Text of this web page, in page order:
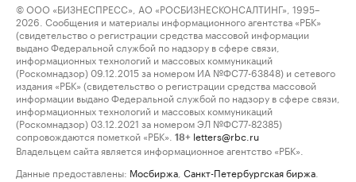
© ООО «БИЗНЕСПРЕСС», АО «РОСБИЗНЕСКОНСАЛТИНГ», 1995–
2026. Сообщения и материалы информационного агентства «РБК»
(свидетельство о регистрации средства массовой информации
выдано Федеральной службой по надзору в сфере связи,
информационных технологий и массовых коммуникаций
(Роскомнадзор) 09.12.2015 за номером ИА №ФС77-63848) и сетевого
издания «РБК» (свидетельство о регистрации средства массовой
информации выдано Федеральной службой по надзору в сфере связи,
информационных технологий и массовых коммуникаций
(Роскомнадзор) 03.12.2021 за номером ЭЛ №ФС77-82385)
сопровождаются пометкой «РБК».
18+ letters@rbc.ru
Владельцем сайта является информационное агентство «РБК».
Данные предоставлены: Мосбиржа Санкт-Петербургская биржа